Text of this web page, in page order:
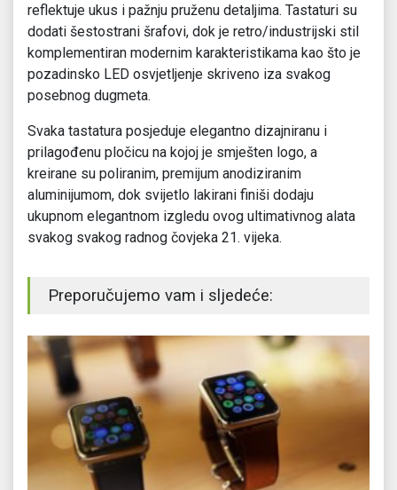
reflektuje ukus i pažnju pruženu detaljima. Tastaturi su
dodati šestostrani šrafovi, dok je retro/industrijski stil
komplementiran modernim karakteristikama kao što je
pozadinsko LED osvjetljenje skriveno iza svakog
posebnog dugmeta.
Svaka tastatura posjeduje elegantno dizajniranu i
prilagođenu pločicu na kojoj je smješten logo, a
kreirane su poliranim, premijum anodiziranim
aluminijumom, dok svijetlo lakirani finiši dodaju
ukupnom elegantnom izgledu ovog ultimativnog alata
svakog svakog radnog čovjeka 21. vijeka.
Preporučujemo vam i sljedeće: